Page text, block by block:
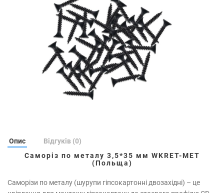
Опис
Відгуків (0)
Саморіз по металу 3,5*35 мм WKRET-MET
(Польща)
Саморізи по металу (шурупи гіпсокартонні двозахідні) – це